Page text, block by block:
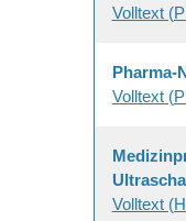
Volltext
Pharma-
Volltext
Volltext